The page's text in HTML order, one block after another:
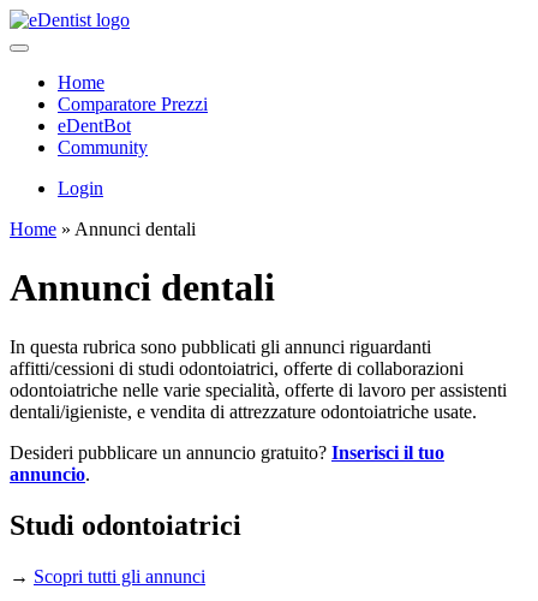
Home
Comparatore Prezzi
eDentBot
Community
Login
Home » Annunci dentali
Annunci dentali
In questa rubrica sono pubblicati gli annunci riguardanti
affitti/cessioni di studi odontoiatrici, offerte di collaborazioni
odontoiatriche nelle varie specialità, offerte di lavoro per assistenti
dentali/igieniste, e vendita di attrezzature odontoiatriche usate.
Desideri pubblicare un annuncio gratuito? Inserisci il tuo
annuncio.
Studi odontoiatrici
→ Scopri tutti gli annunci